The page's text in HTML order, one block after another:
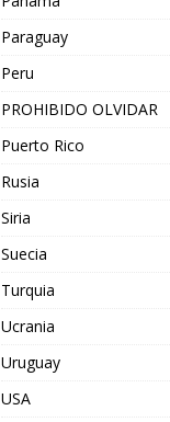
Paraguay
Peru
PROHIBIDO OLVIDAR
Puerto Rico
Rusia
Siria
Suecia
Turquia
Ucrania
Uruguay
USA